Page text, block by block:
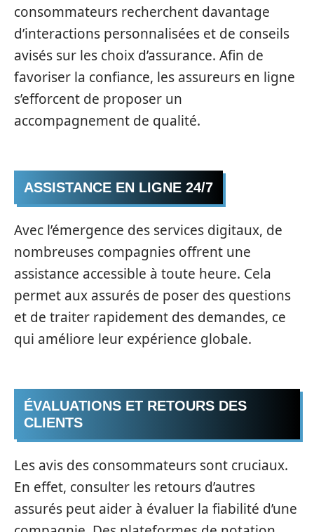
consommateurs recherchent davantage
d’interactions personnalisées et de conseils
avisés sur les choix d’assurance. Afin de
favoriser la confiance, les assureurs en ligne
s’efforcent de proposer un
accompagnement de qualité.
ASSISTANCE EN LIGNE 24/7
Avec l’émergence des services digitaux, de
nombreuses compagnies offrent une
assistance accessible à toute heure. Cela
permet aux assurés de poser des questions
et de traiter rapidement des demandes, ce
qui améliore leur expérience globale.
ÉVALUATIONS ET RETOURS DES
CLIENTS
Les avis des consommateurs sont cruciaux.
En effet, consulter les retours d’autres
assurés peut aider à évaluer la fiabilité d’une